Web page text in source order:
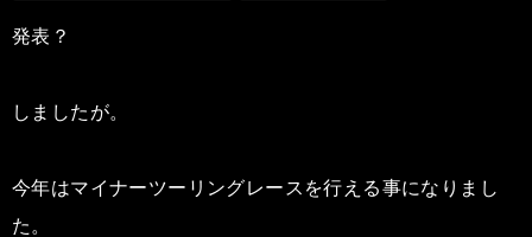
発表？
しましたが。
今年はマイナーツーリングレースを行える事になりまし
た。